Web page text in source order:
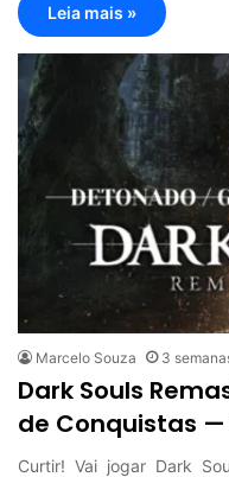
Leia mais »
Marcelo Souza 3
Dark Souls
de Conquistas —
Curtir! Vai jogar Dark